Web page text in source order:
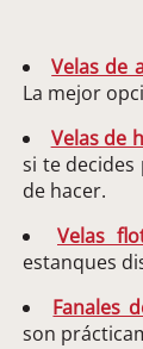
Velas de
La mejor
Velas de
si te decides
de hacer.
Velas
estanques
Fanales
son